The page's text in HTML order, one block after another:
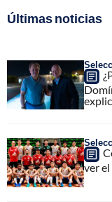
Últimas noticias
ver